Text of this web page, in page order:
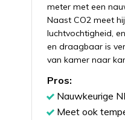
meter met een
Naast CO2 meet
luchtvochtigheid,
en draagbaar is
van kamer naar
Pros:
Nauwkeurige
Meet ook